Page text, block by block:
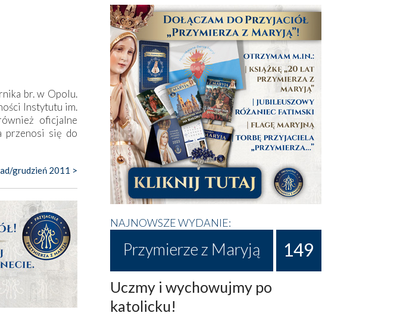
br. w Opolu.
Instytutu im.
oficjalne
przenosi się do
grudzień 2011 >
NAJNOWSZE WYDANIE:
Przymierze z Maryją 149
Uczmy i wychowujmy po
katolicku!